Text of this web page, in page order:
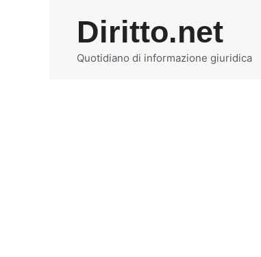
Diritto.net
Quotidiano di informazione giuridica